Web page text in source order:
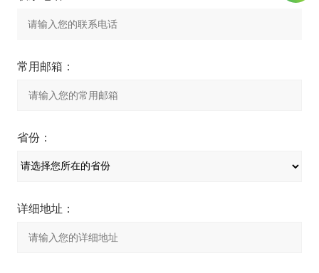
常用邮箱：
省份：
详细地址：